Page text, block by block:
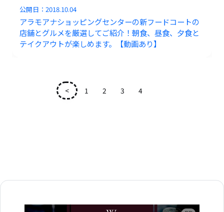
公開日：2018.10.04
アラモアナショッピングセンターの新フードコートの
店舗とグルメを厳選してご紹介！朝食、昼食、夕食と
テイクアウトが楽しめます。【動画あり】
< 1 2 3 4